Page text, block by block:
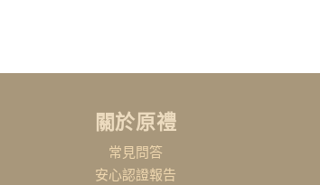
關於原禮
常見問答
安心認證報告